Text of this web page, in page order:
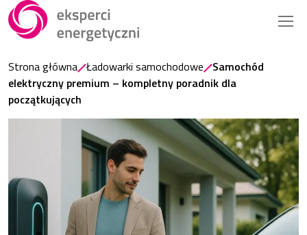
Strona główna Ładowarki samochodowe
Samochód
elektryczny premium – kompletny poradnik dla
początkujących